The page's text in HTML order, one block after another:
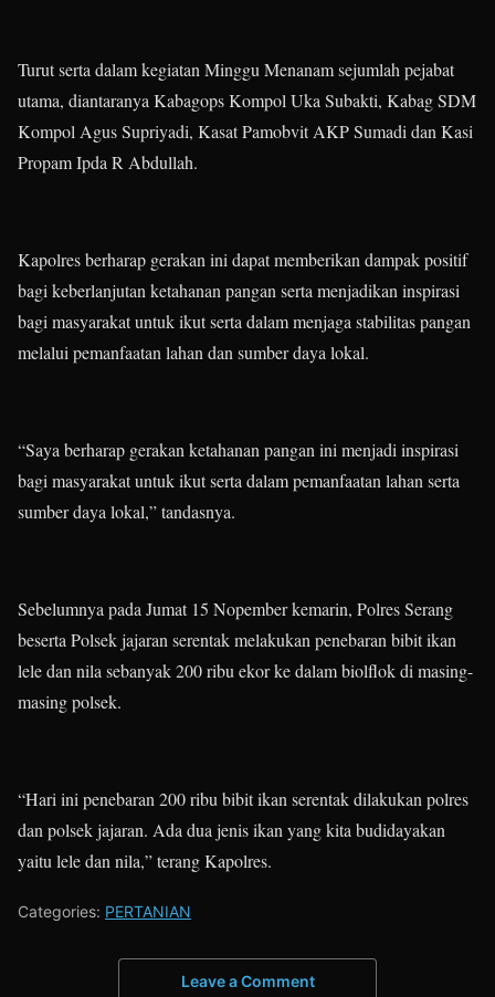
Turut serta dalam kegiatan Minggu Menanam sejumlah pejabat
utama, diantaranya Kabagops Kompol Uka Subakti, Kabag SDM
Kompol Agus Supriyadi, Kasat Pamobvit AKP Sumadi dan Kasi
Propam Ipda R Abdullah.
Kapolres berharap gerakan ini dapat memberikan dampak positif
bagi keberlanjutan ketahanan pangan serta menjadikan inspirasi
bagi masyarakat untuk ikut serta dalam menjaga stabilitas pangan
melalui pemanfaatan lahan dan sumber daya lokal.
“Saya berharap gerakan ketahanan pangan ini menjadi inspirasi
bagi masyarakat untuk ikut serta dalam pemanfaatan lahan serta
sumber daya lokal,” tandasnya.
Sebelumnya pada Jumat 15 Nopember kemarin, Polres Serang
beserta Polsek jajaran serentak melakukan penebaran bibit ikan
lele dan nila sebanyak 200 ribu ekor ke dalam biolflok di masing-
masing polsek.
“Hari ini penebaran 200 ribu bibit ikan serentak dilakukan polres
dan polsek jajaran. Ada dua jenis ikan yang kita budidayakan
yaitu lele dan nila,” terang Kapolres.
Categories: PERTANIAN
Leave a Comment